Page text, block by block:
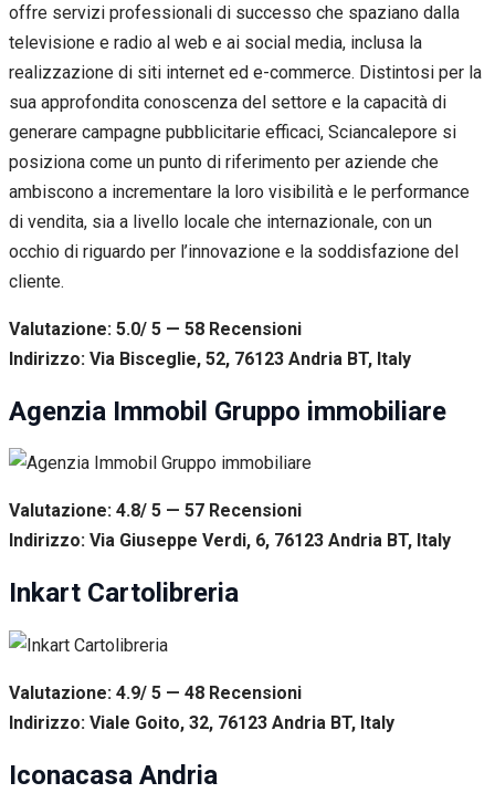
offre servizi professionali di successo che spaziano dalla
televisione e radio al web e ai social media, inclusa la
realizzazione di siti internet ed e-commerce. Distintosi per la
sua approfondita conoscenza del settore e la capacità di
generare campagne pubblicitarie efficaci, Sciancalepore si
posiziona come un punto di riferimento per aziende che
ambiscono a incrementare la loro visibilità e le performance
di vendita, sia a livello locale che internazionale, con un
occhio di riguardo per l’innovazione e la soddisfazione del
cliente.
Valutazione: 5.0/ 5 — 58 Recensioni
Indirizzo: Via Bisceglie, 52, 76123 Andria BT, Italy
Agenzia Immobil Gruppo immobiliare
Valutazione: 4.8/ 5 — 57 Recensioni
Indirizzo: Via Giuseppe Verdi, 6, 76123 Andria BT, Italy
Inkart Cartolibreria
Valutazione: 4.9/ 5 — 48 Recensioni
Indirizzo: Viale Goito, 32, 76123 Andria BT, Italy
Iconacasa Andria